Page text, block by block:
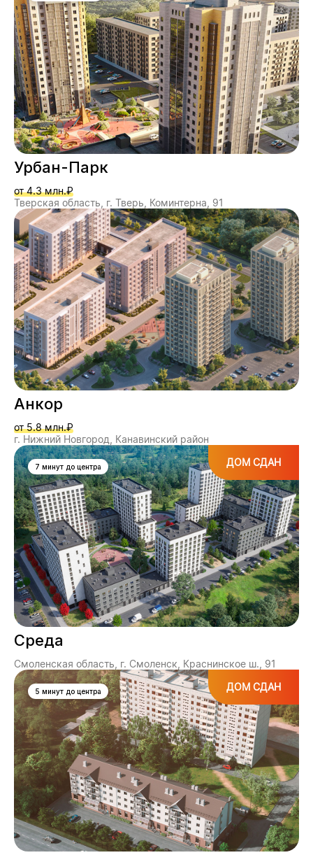
Урбан-Парк
от 4.3 млн.₽
Тверская область, г. Тверь, Коминтерна, 91
Анкор
от 5.8 млн.₽
г. Нижний Новгород, Канавинский район
7 минут до центра ДОМ СДАН
Среда
Смоленская область, г. Смоленск, Краснинское ш., 91
5 минут до центра ДОМ СДАН